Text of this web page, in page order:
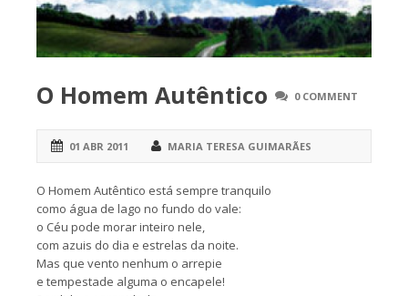
0 COMMENT
O Homem Autêntico
01 ABR 2011 MARIA TERESA GUIMARÃES
O Homem Autêntico está sempre tranquilo
como água de lago no fundo do vale:
o Céu pode morar inteiro nele,
com azuis do dia e estrelas da noite.
Mas que vento nenhum o arrepie
e tempestade alguma o encapele!